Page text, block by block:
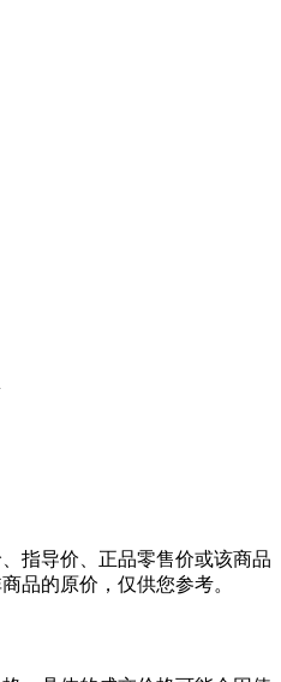
指导价、正品零售价或该商品
品的原价，仅供您参考。